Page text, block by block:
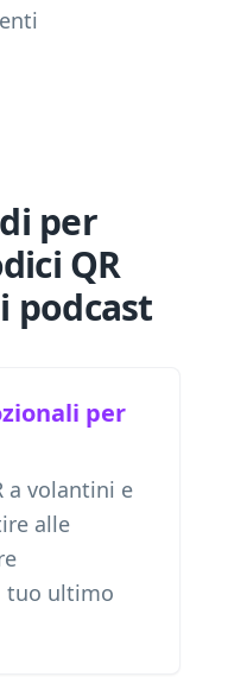
per
QR
podcast
per
a volantini e
alle
tuo ultimo